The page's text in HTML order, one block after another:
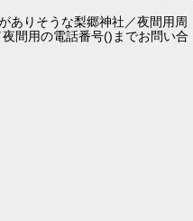
ありそうな梨郷神社／夜間用周
間用の電話番号()までお問い合